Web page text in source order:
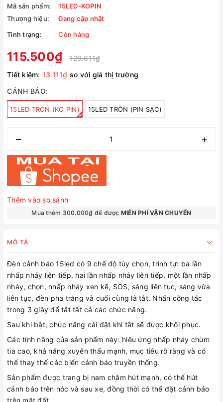
Mã sản phẩm:
15LED-KOPIN
Thương hiệu:
Đang cập nhật
Tình trạng:
Còn hàng
115.500₫
128.611₫
Tiết kiệm: 13.111₫ so với giá thị trường
CẢNH BÁO:
15LED TRÒN (KO PIN) 15LED TRÒN (PIN SẠC)
– +
Thêm vào so sánh
Mua thêm 300.000₫ để được MIỄN PHÍ VẬN CHUYỂN
MÔ TẢ
Đèn cảnh báo 15led có 9 chế độ tùy chọn, trình tự: ba lần
nhấp nháy liên tiếp, hai lần nhấp nháy liên tiếp, một lần nhấp
nháy, chọn, nhấp nháy xen kẽ, SOS, sáng liên tục, sáng vừa
liên tục, đèn pha trắng và cuối cùng là tắt. Nhấn công tắc
trong 3 giây để tắt tất cả các chức năng.
Sau khi bật, chức năng cài đặt khi tắt sẽ được khôi phục.
Các tính năng của sản phẩm này: hiệu ứng nhấp nháy chùm
tia cao, khả năng xuyên thấu mạnh, mục tiêu rõ ràng và có
thể thay thế các biển cảnh báo truyền thống.
Sản phẩm được trang bị nam châm hút mạnh, có thể hút
cảnh báo trên nóc và sau xe, đồng thời có thể đặt cảnh báo
trên mặt đất.